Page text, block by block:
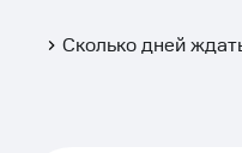
Сколько дней